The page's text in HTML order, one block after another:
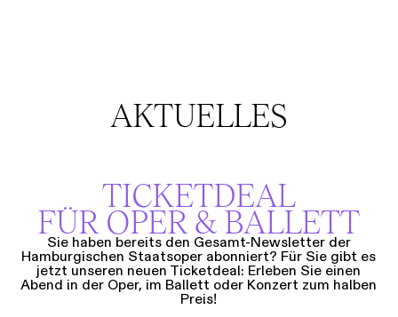
AKTUELLES
TICKETDEAL
FÜR OPER & BALLETT
Sie haben bereits den Gesamt-Newsletter der
Hamburgischen Staatsoper abonniert? Für Sie gibt es
jetzt unseren neuen Ticketdeal: Erleben Sie einen
Abend in der Oper, im Ballett oder Konzert zum halben
Preis!